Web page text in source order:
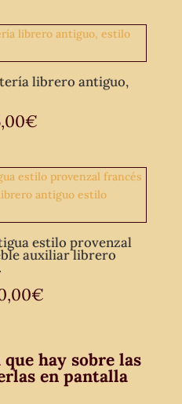
librero antiguo,
€
estilo provenzal
auxiliar librero
€
hay sobre las
en pantalla